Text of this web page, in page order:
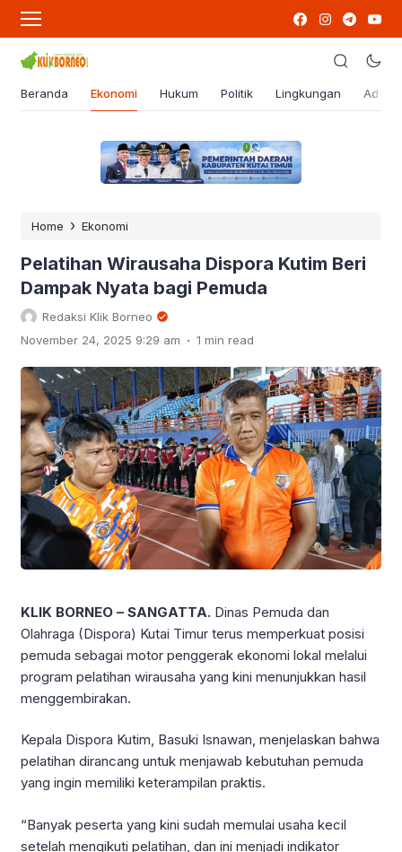
Beranda Ekonomi Hukum Politik Lingkungan
Home › Ekonomi
Pelatihan Wirausaha Dispora Kutim Beri
Dampak Nyata bagi Pemuda
Redaksi Klik Borneo
November 24, 2025 9:29 am . 1 min read
KLIK BORNEO – SANGATTA. Dinas Pemuda dan
Olahraga (Dispora) Kutai Timur terus memperkuat posisi
pemuda sebagai motor penggerak ekonomi lokal melalui
program pelatihan wirausaha yang kini menunjukkan hasil
menggembirakan.
Kepala Dispora Kutim, Basuki Isnawan, menjelaskan bahwa
pelatihan dirancang untuk menjawab kebutuhan pemuda
yang ingin memiliki keterampilan praktis.
“Banyak peserta yang kini sudah memulai usaha kecil
setelah mengikuti pelatihan, dan ini menjadi indikator